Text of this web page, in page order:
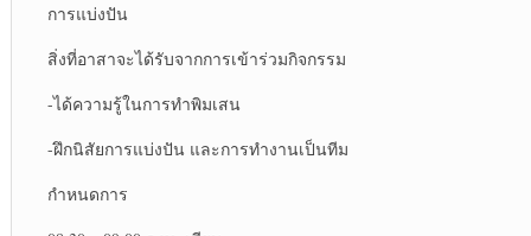
การแบ่งปัน
สิ่งที่อาสาจะได้รับจากการเข้าร่วมกิจกรรม
-ได้ความรู้ในการทำพิมเสน
-ฝึกนิสัยการแบ่งปัน และการทำงานเป็นทีม
กำหนดการ